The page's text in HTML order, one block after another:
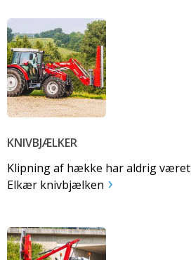
KNIVBJÆLKER
Klipning af hække har aldrig været
Elkær knivbjælken